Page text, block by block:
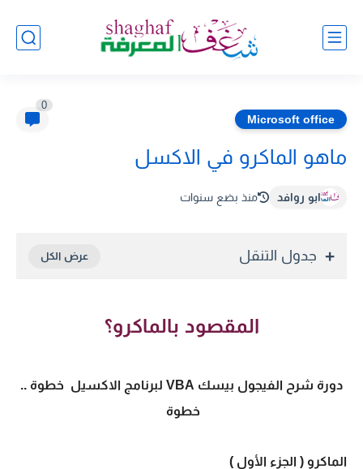
Microsoft office
0
ماهو الماكرو في الاكسل
ابو روافد منذ بضع سنوات
جدول التنقل
المقصود بالماكرو؟
دورة شرح الفيجول بيسك VBA لبرنامج الاكسيل خطوة ..
خطوة
الماكرو ( الجزء الأول )